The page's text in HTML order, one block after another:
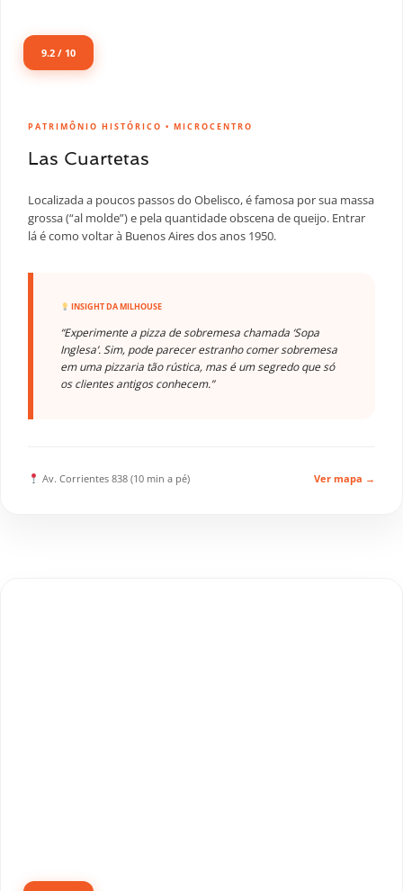
9.2 / 10
PATRIMÔNIO HISTÓRICO • MICROCENTRO
Las Cuartetas
Localizada a poucos passos do Obelisco, é famosa por sua massa
grossa (“al molde”) e pela quantidade obscena de queijo. Entrar
lá é como voltar à Buenos Aires dos anos 1950.
INSIGHT DA MILHOUSE
“Experimente a pizza de sobremesa chamada ‘Sopa
Inglesa’. Sim, pode parecer estranho comer sobremesa
em uma pizzaria tão rústica, mas é um segredo que só
os clientes antigos conhecem.”
Av. Corrientes 838 (10 min a pé) Ver mapa →